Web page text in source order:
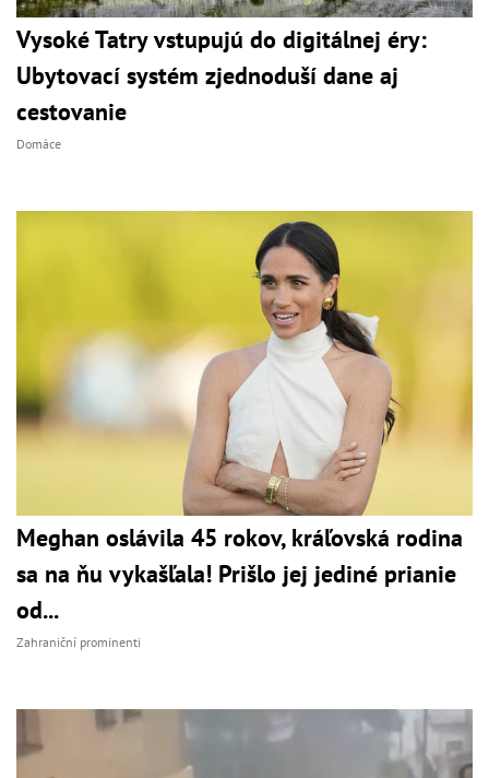
Vysoké Tatry vstupujú do digitálnej éry:
Ubytovací systém zjednoduší dane aj
cestovanie
Domáce
Meghan oslávila 45 rokov, kráľovská rodina
sa na ňu vykašľala! Prišlo jej jediné prianie
od...
Zahraniční prominenti